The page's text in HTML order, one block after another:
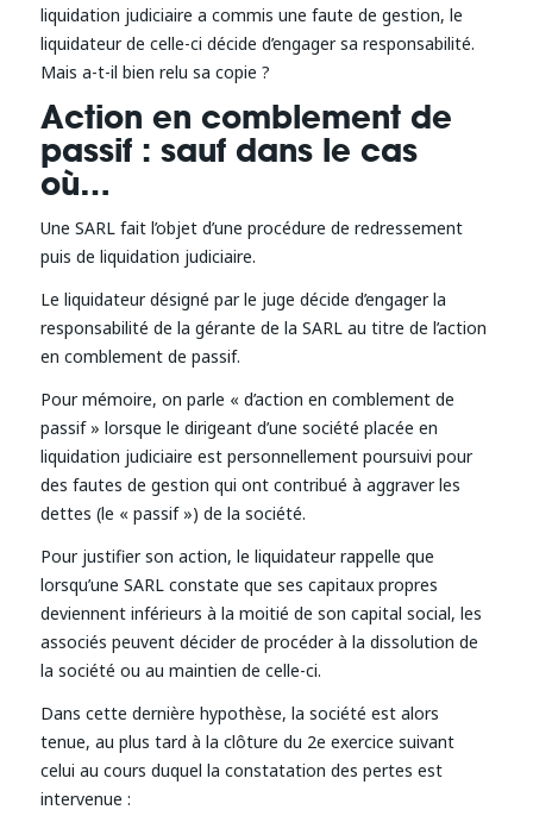
liquidation judiciaire a commis une faute de gestion, le
liquidateur de celle-ci décide d’engager sa responsabilité.
Mais a-t-il bien relu sa copie ?
Action en comblement de
passif : sauf dans le cas
où…
Une SARL fait l’objet d’une procédure de redressement
puis de liquidation judiciaire.
Le liquidateur désigné par le juge décide d’engager la
responsabilité de la gérante de la SARL au titre de l’action
en comblement de passif.
Pour mémoire, on parle « d’action en comblement de
passif » lorsque le dirigeant d’une société placée en
liquidation judiciaire est personnellement poursuivi pour
des fautes de gestion qui ont contribué à aggraver les
dettes (le « passif ») de la société.
Pour justifier son action, le liquidateur rappelle que
lorsqu’une SARL constate que ses capitaux propres
deviennent inférieurs à la moitié de son capital social, les
associés peuvent décider de procéder à la dissolution de
la société ou au maintien de celle-ci.
Dans cette dernière hypothèse, la société est alors
tenue, au plus tard à la clôture du 2e exercice suivant
celui au cours duquel la constatation des pertes est
intervenue :